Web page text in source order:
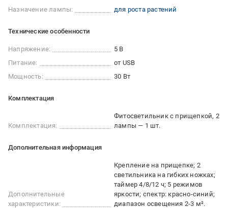
Назначение лампы:
для роста растений
Технические особенности
Напряжение:
5 В
Питание:
от USB
Мощность:
30 Вт
Комплектация
Комплектация:
Фитосветильник с прищепкой, 2
лампы — 1 шт.
Дополнительная информация
Дополнительные
характеристики:
Крепление на прищепке; 2
светильника на гибких ножках;
таймер 4/8/12 ч; 5 режимов
яркости; спектр: красно-синий;
диапазон освещения 2-3 м².